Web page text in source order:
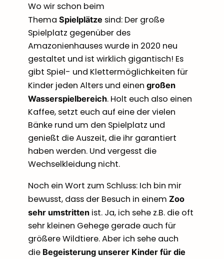
Wo wir schon beim
Thema Spielplätze sind: Der große
Spielplatz gegenüber des
Amazonienhauses wurde in 2020 neu
gestaltet und ist wirklich gigantisch! Es
gibt Spiel- und Klettermöglichkeiten für
Kinder jeden Alters und einen großen
Wasserspielbereich. Holt euch also einen
Kaffee, setzt euch auf eine der vielen
Bänke rund um den Spielplatz und
genießt die Auszeit, die ihr garantiert
haben werden. Und vergesst die
Wechselkleidung nicht.
Noch ein Wort zum Schluss: Ich bin mir
bewusst, dass der Besuch in einem Zoo
sehr umstritten ist. Ja, ich sehe z.B. die oft
sehr kleinen Gehege gerade auch für
größere Wildtiere. Aber ich sehe auch
die Begeisterung unserer Kinder für die